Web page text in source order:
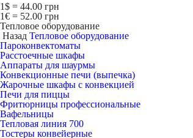
1$ = 44.00 грн
1€ = 52.00 грн
Тепловое оборудование
Назад Тепловое оборудование
Пароконвектоматы
Расcтоечные шкафы
Аппараты для шаурмы
Конвекционные печи (выпечка)
Жарочные шкафы с конвекцией
Печи для пиццы
Фритюрницы профессиональные
Вафельницы
Тепловая линия 700
Тостеры конвейерные